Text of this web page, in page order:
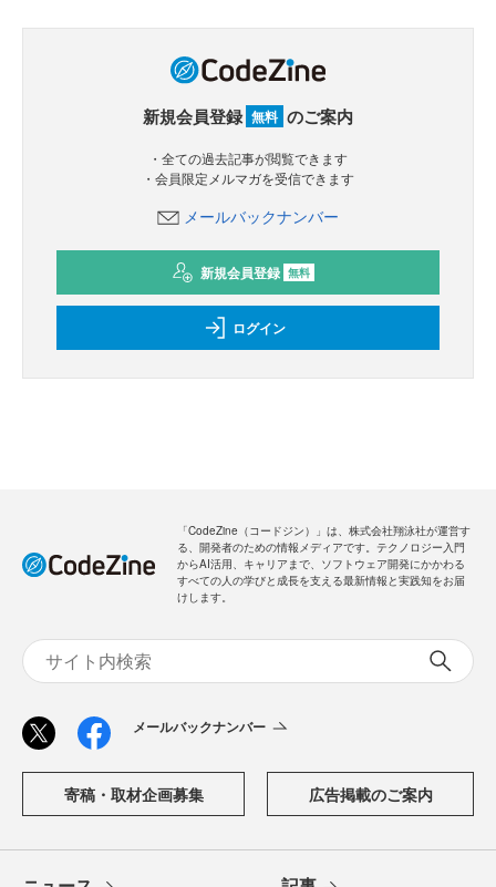
新規会員登録 無料 のご案内
・全ての過去記事が閲覧できます
・会員限定メルマガを受信できます
メールバックナンバー
新規会員登録 無料
ログイン
「CodeZine（コードジン）」は、株式会社翔泳社が運営す
る、開発者のための情報メディアです。テクノロジー入門
からAI活用、キャリアまで、ソフトウェア開発にかかわる
すべての人の学びと成長を支える最新情報と実践知をお届
けします。
メールバックナンバー
寄稿・取材企画募集 広告掲載のご案内